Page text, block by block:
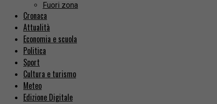
Fuori zona
Cronaca
Attualità
Economia e scuola
Politica
Sport
Cultura e turismo
Meteo
Edizione Digitale